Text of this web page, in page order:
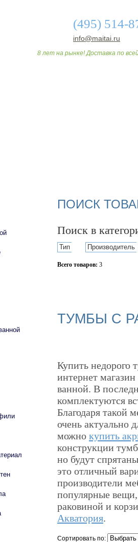
(495) 514-
info@maitai.ru
8 лет на рынке! Доставка по
ПОИСК
Поиск в
Тип Производитель
Всего товаров: 3
ТУМБЫ С
Купить недорого
интернет
ванной. В
комплектуются
Благодаря такой
очень актуально
можно купить
конструкции
но будут
это отличный
производители
популярные
раковиной и
Акватория.
Сортировать по: